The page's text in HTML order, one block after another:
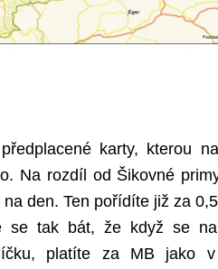
karty, kterou
Na rozdíl od Šikovné
den. Ten pořídíte již za
se tak bát, že když se
platíte za MB jako